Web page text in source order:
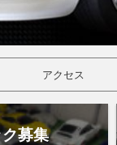
アクセス
募集